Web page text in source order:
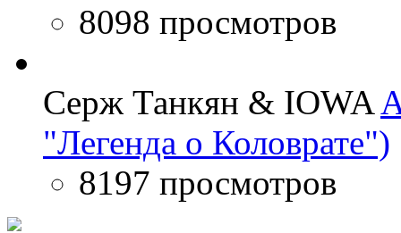
8098 просмотров
Серж Танкян & IOWA
"Легенда о Коловрате")
8197 просмотров